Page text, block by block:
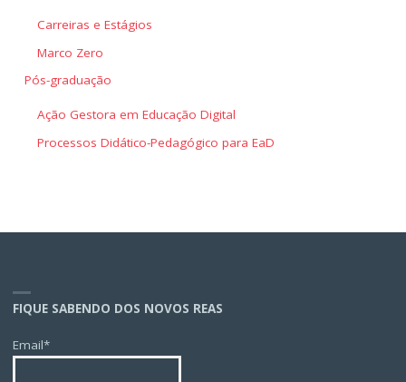
Carreiras e Estágios
Marco Zero
Pós-graduação
Ação Gestora em Educação Digital
Processos Didático-Pedagógico para EaD
FIQUE SABENDO DOS NOVOS REAS
Email*